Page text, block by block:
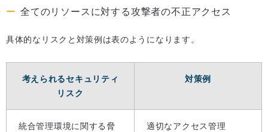
全てのリソースに対する攻撃者の不正アクセス
具体的なリスクと対策例は表のようになります。
考えられるセキュリティ
リスク
対策例
統合管理環境に関する脅
適切なアクセス管理